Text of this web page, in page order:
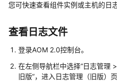
产
介
计
费
您可快速查看组件实例或主机的日
查看日志文件
登录AOM 2.0控制台。
在左侧导航栏中选择“日志管理
旧版”，进入日志管理（旧版）页